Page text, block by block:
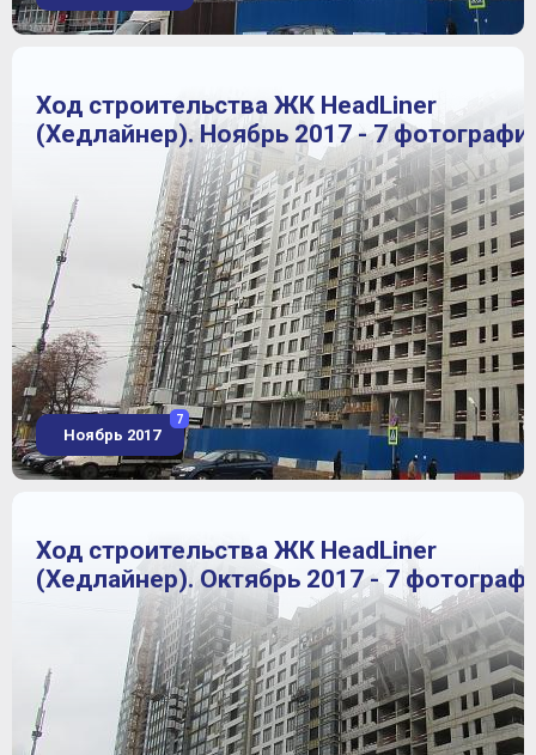
Ход строительства ЖК HeadLiner
(Хедлайнер). Ноябрь 2017 - 7
Ноябрь 2017
7
Ход строительства ЖК HeadLiner
(Хедлайнер). Октябрь 2017 - 7